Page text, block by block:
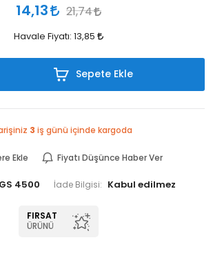
14,13 21,74
Havale Fiyatı: 13,85
Sepete Ekle
3 iş günü içinde kargoda
Ekle Fiyatı Düşünce Haber Ver
4500 İade Bilgisi:
FIRSAT
ÜRÜNÜ